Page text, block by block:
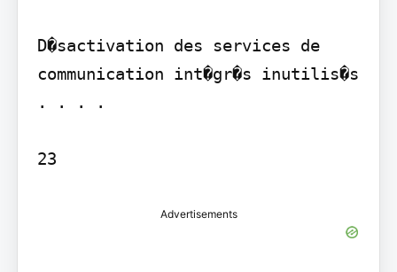
D�sactivation des services de
communication int�gr�s inutilis�s
. . . .
23
Advertisements